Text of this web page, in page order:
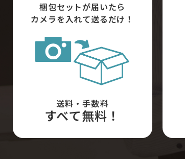
梱包セットが届いたら
カメラを入れて送るだけ！
送料・手数料
すべて無料！